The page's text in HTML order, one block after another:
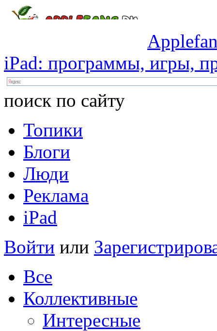
iPad: программы, игры,
поиск по сайту
Топики
Блоги
Люди
Реклама
iPad
Войти или
Все
Коллективные
Интересные